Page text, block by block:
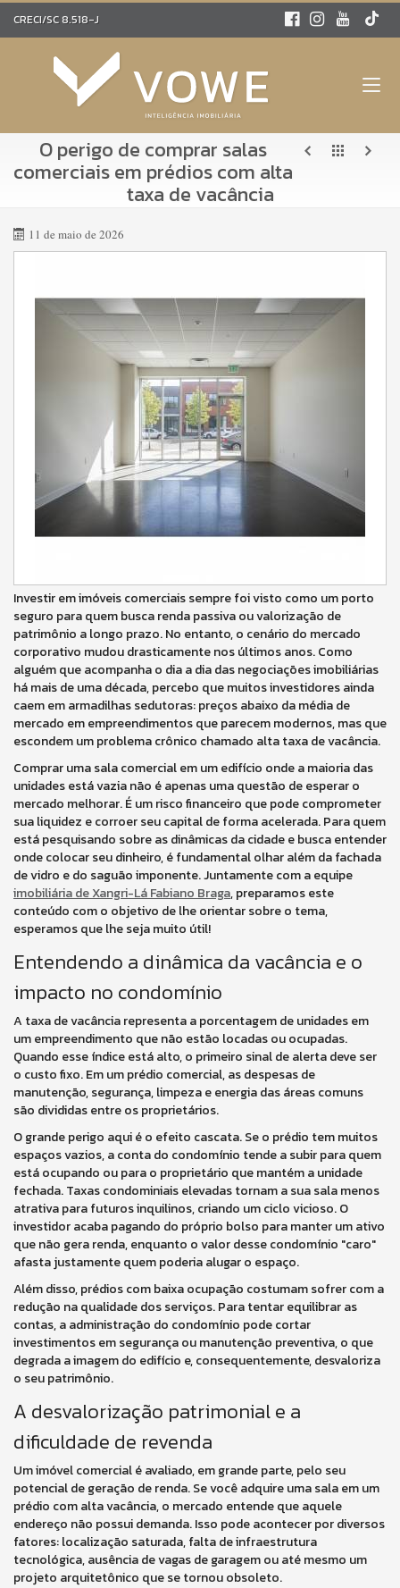
CRECI/SC 8.518-J
O perigo de comprar salas
comerciais em prédios com alta
taxa de vacância
11 de maio de 2026
Investir em imóveis comerciais sempre foi visto como um porto
seguro para quem busca renda passiva ou valorização de
patrimônio a longo prazo. No entanto, o cenário do mercado
corporativo mudou drasticamente nos últimos anos. Como
alguém que acompanha o dia a dia das negociações imobiliárias
há mais de uma década, percebo que muitos investidores ainda
caem em armadilhas sedutoras: preços abaixo da média de
mercado em empreendimentos que parecem modernos, mas que
escondem um problema crônico chamado alta taxa de vacância.
Comprar uma sala comercial em um edifício onde a maioria das
unidades está vazia não é apenas uma questão de esperar o
mercado melhorar. É um risco financeiro que pode comprometer
sua liquidez e corroer seu capital de forma acelerada. Para quem
está pesquisando sobre as dinâmicas da cidade e busca entender
onde colocar seu dinheiro, é fundamental olhar além da fachada
de vidro e do saguão imponente. Juntamente com a equipe
imobiliária de Xangri-Lá Fabiano Braga, preparamos este
conteúdo com o objetivo de lhe orientar sobre o tema,
esperamos que lhe seja muito útil!
Entendendo a dinâmica da vacância e o
impacto no condomínio
A taxa de vacância representa a porcentagem de unidades em
um empreendimento que não estão locadas ou ocupadas.
Quando esse índice está alto, o primeiro sinal de alerta deve ser
o custo fixo. Em um prédio comercial, as despesas de
manutenção, segurança, limpeza e energia das áreas comuns
são divididas entre os proprietários.
O grande perigo aqui é o efeito cascata. Se o prédio tem muitos
espaços vazios, a conta do condomínio tende a subir para quem
está ocupando ou para o proprietário que mantém a unidade
fechada. Taxas condominiais elevadas tornam a sua sala menos
atrativa para futuros inquilinos, criando um ciclo vicioso. O
investidor acaba pagando do próprio bolso para manter um ativo
que não gera renda, enquanto o valor desse condomínio "caro"
afasta justamente quem poderia alugar o espaço.
Além disso, prédios com baixa ocupação costumam sofrer com a
redução na qualidade dos serviços. Para tentar equilibrar as
contas, a administração do condomínio pode cortar
investimentos em segurança ou manutenção preventiva, o que
degrada a imagem do edifício e, consequentemente, desvaloriza
o seu patrimônio.
A desvalorização patrimonial e a
dificuldade de revenda
Um imóvel comercial é avaliado, em grande parte, pelo seu
potencial de geração de renda. Se você adquire uma sala em um
prédio com alta vacância, o mercado entende que aquele
endereço não possui demanda. Isso pode acontecer por diversos
fatores: localização saturada, falta de infraestrutura
tecnológica, ausência de vagas de garagem ou até mesmo um
projeto arquitetônico que se tornou obsoleto.